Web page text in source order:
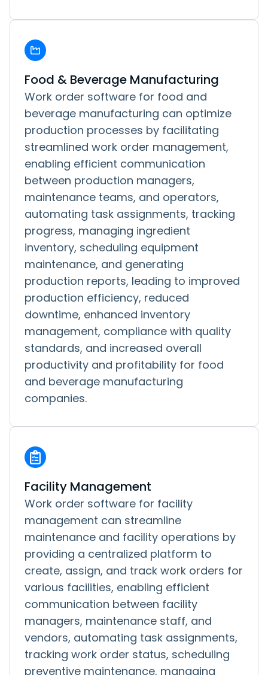
Food & Beverage Manufacturing
Work order software for food and
beverage manufacturing can optimize
production processes by facilitating
streamlined work order management,
enabling efficient communication
between production managers,
maintenance teams, and operators,
automating task assignments, tracking
progress, managing ingredient
inventory, scheduling equipment
maintenance, and generating
production reports, leading to improved
production efficiency, reduced
downtime, enhanced inventory
management, compliance with quality
standards, and increased overall
productivity and profitability for food
and beverage manufacturing
companies.
Facility Management
Work order software for facility
management can streamline
maintenance and facility operations by
providing a centralized platform to
create, assign, and track work orders for
various facilities, enabling efficient
communication between facility
managers, maintenance staff, and
vendors, automating task assignments,
tracking work order status, scheduling
preventive maintenance, managing